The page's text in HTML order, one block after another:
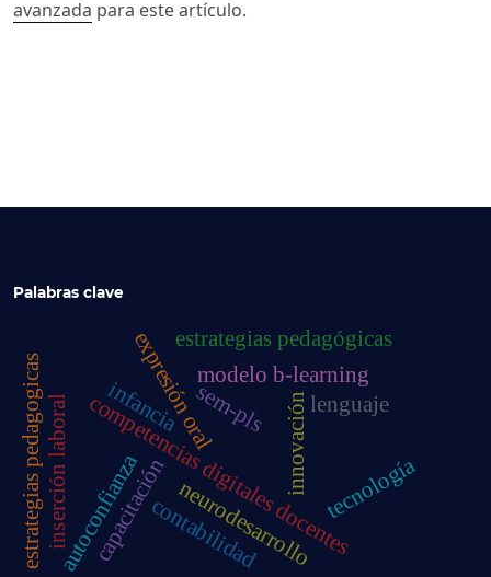
avanzada para este artículo.
Palabras clave
modelo b-learning
competencias digitales docentestecnología
capacitación
innovación
expresión oral
autoconfianza
estrategias pedagógicas
inserción laboral
estrategias pedagogicas neurodesarrollo
contabilidad
sem-pls
infancia lenguaje